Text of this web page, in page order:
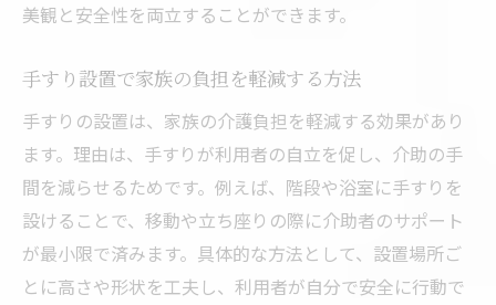
美観と安全性を両立することができます。
手すり設置で家族の負担を軽減する方法
手すりの設置は、家族の介護負担を軽減する効果があり
ます。理由は、手すりが利用者の自立を促し、介助の手
間を減らせるためです。例えば、階段や浴室に手すりを
設けることで、移動や立ち座りの際に介助者のサポート
が最小限で済みます。具体的な方法として、設置場所ご
とに高さや形状を工夫し、利用者が自分で安全に行動で